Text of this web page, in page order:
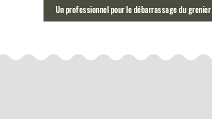
Un professionnel pour le débarrassage du grenier